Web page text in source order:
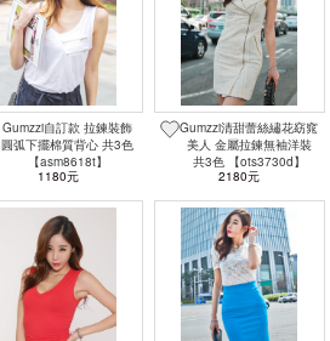
Gumzzi自訂款 拉鍊裝飾
圓弧下擺棉質背心 共3色
【asm8618t】
1180元
Gumzzi清甜蕾絲繡花窈窕
美人 金屬拉鍊無袖洋裝
共3色 【ots3730d】
2180元